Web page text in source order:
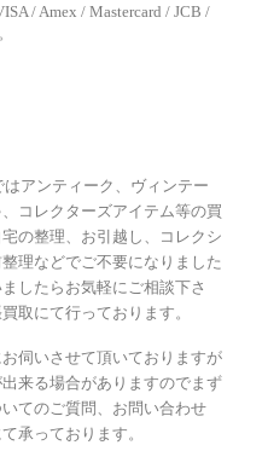
/ Amex / Mastercard / JCB /
はアンティーク、ヴィンテー
コレクターズアイテム等の買
の整理、お引越し、コレクシ
理などでご不要になりました
したらお気軽にご相談下さ
取にて行っております。
伺いさせて頂いておりますが
来る場合がありますのでまず
てのご質問、お問い合わせ
承っております。